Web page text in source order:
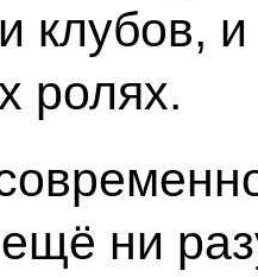
клубов,
ролях.
ни